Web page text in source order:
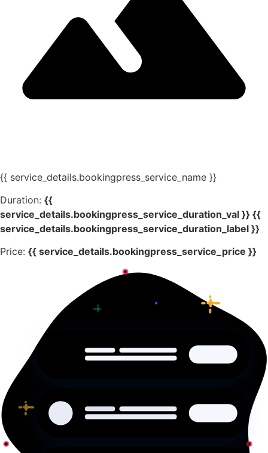
{{ service_details.bookingpress_service_name }}
Duration: {{
service_details.bookingpress_service_duration_val }} {{
service_details.bookingpress_service_duration_label }}
Price: {{ service_details.bookingpress_service_price }}